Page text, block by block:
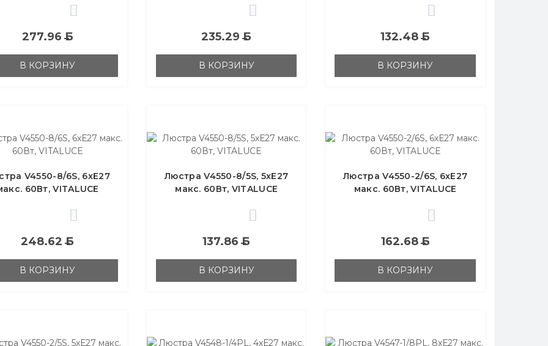
277.96Б
В КОРЗИНУ
235.29Б
В КОРЗИНУ
132.48Б
В КОРЗИНУ
V4550-8/6S, 6хЕ27
60Вт, VITALUCE
248.62Б
В КОРЗИНУ
Люстра V4550-8/5S, 5хЕ27
макс. 60Вт, VITALUCE
137.86Б
В КОРЗИНУ
Люстра V4550-2/6S, 6хЕ27
макс. 60Вт, VITALUCE
162.68Б
В КОРЗИНУ